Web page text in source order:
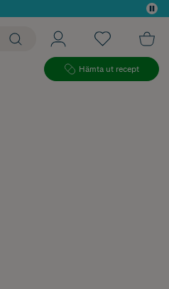
Hämta ut recept